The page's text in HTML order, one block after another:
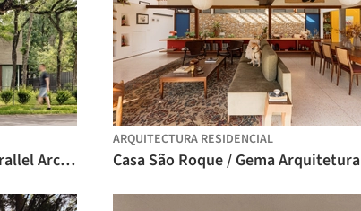
Residencia Rollingwood / A Parallel Architecture
ARQUITECTURA RESIDENCIAL
Casa São Roque / Gema Arquitetura